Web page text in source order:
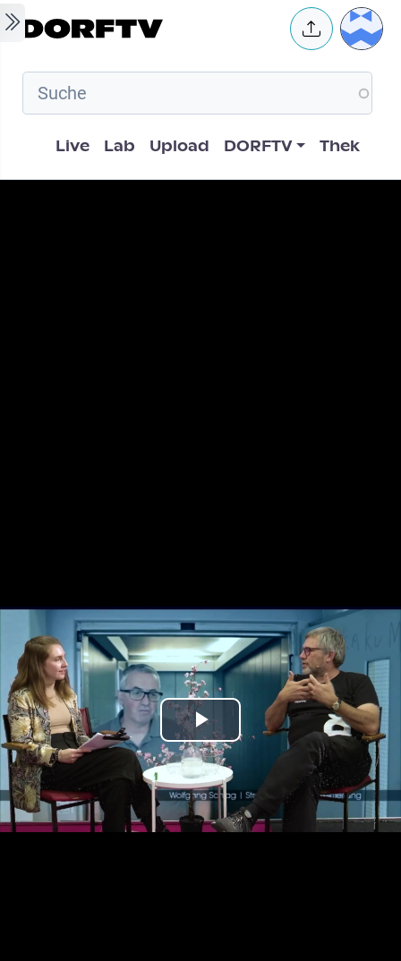
Skip to main content User
Hauptnavigation
Live Lab Upload DORFTV Thek
Play
Video